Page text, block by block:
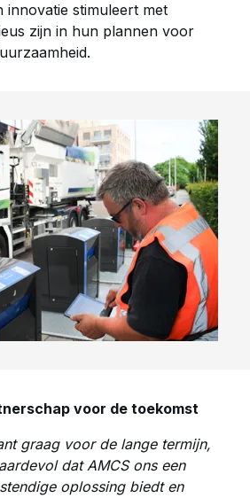
innovatie stimuleert met
zijn in hun plannen voor
voor de toekomst
graag voor de lange termijn,
dat AMCS ons een
oplossing biedt en